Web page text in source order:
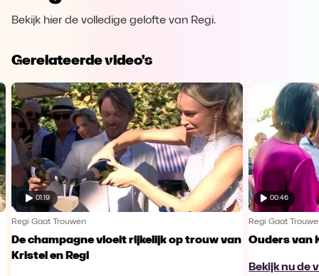
Bekijk hier de volledige gelofte van Regi.
Gerelateerde video's
01:19
Regi Gaat Trouwen
De champagne vloeit rijkelijk op trouw van
Kristel en Regi
00:46
Regi Gaat
Ouders van
Bekijk nu de